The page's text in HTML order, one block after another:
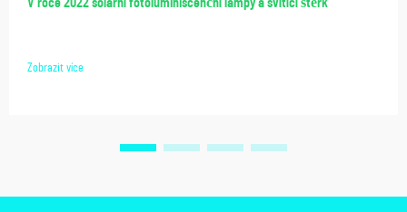
V roce 2022 solární fotoluminiscenční lampy a svítící štěrk
Zobrazit více